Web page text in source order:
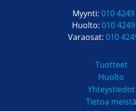
Myynti: 010
Huolto: 010
Varaosat: 010
Tuotteet
Huolto
Yhteystiedot
Tietoa meistä